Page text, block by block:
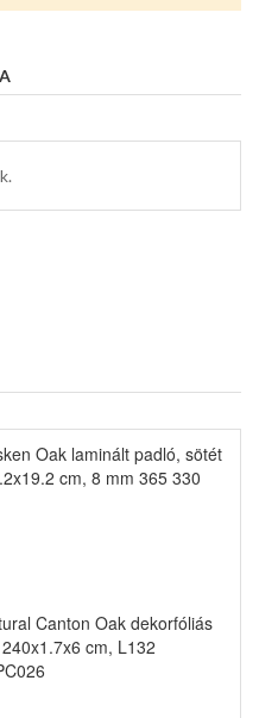
Oak laminált padló, sötét
cm, 8 mm 365 330
Canton Oak dekorfóliás
cm, L132